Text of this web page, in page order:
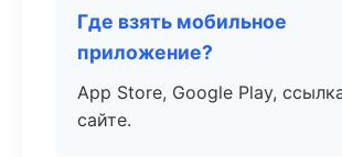
Где взять мобильное
приложение?
App Store, Google Play,
сайте.